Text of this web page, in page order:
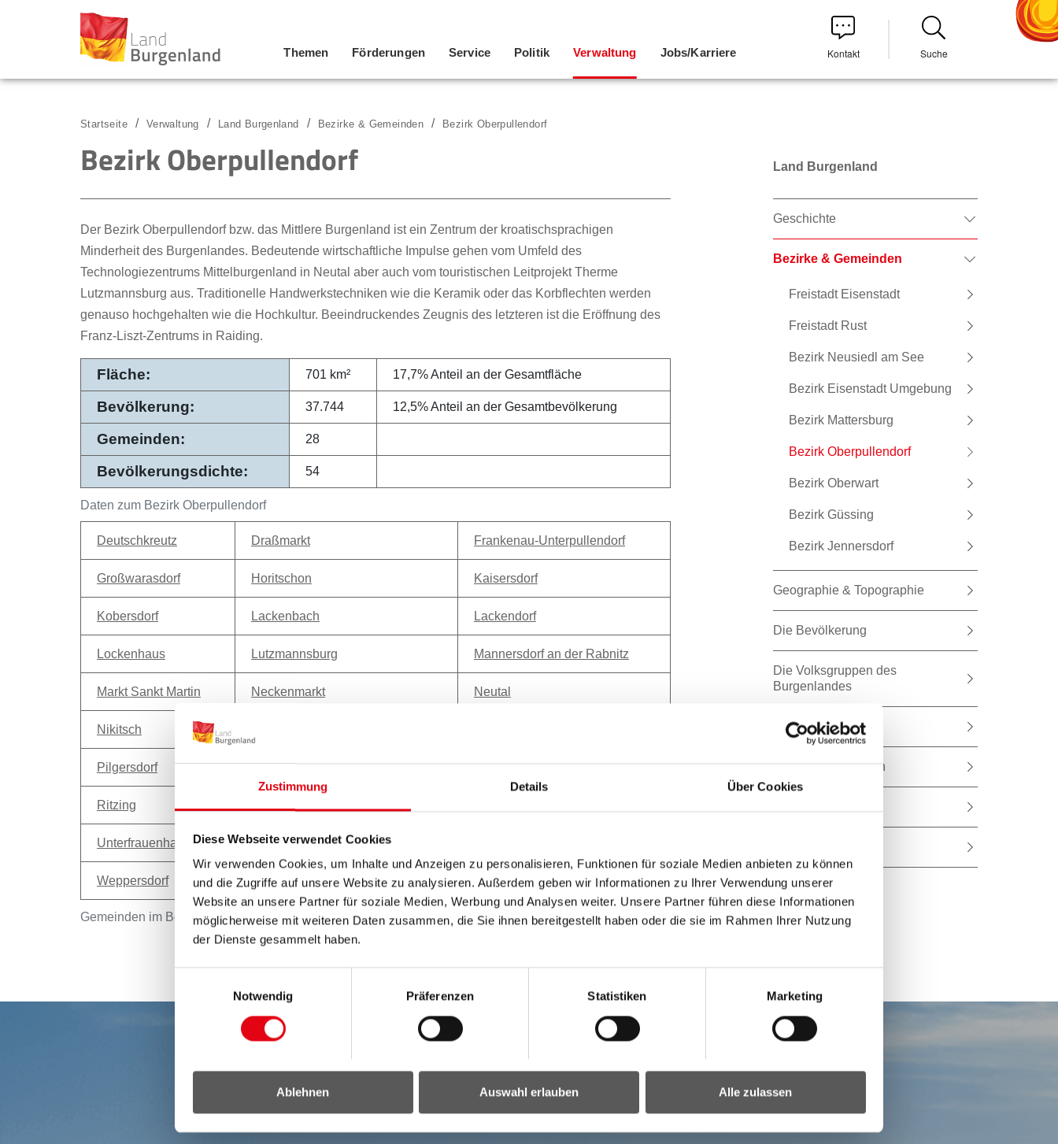
Zustimmung Details Über Cookies
Diese Webseite verwendet Cookies
Wir verwenden Cookies, um Inhalte und Anzeigen zu personalisieren, Funktionen für soziale Medien anbieten zu können
und die Zugriffe auf unsere Website zu analysieren. Außerdem geben wir Informationen zu Ihrer Verwendung unserer
Website an unsere Partner für soziale Medien, Werbung und Analysen weiter. Unsere Partner führen diese Informationen
möglicherweise mit weiteren Daten zusammen, die Sie ihnen bereitgestellt haben oder die sie im Rahmen Ihrer Nutzung
der Dienste gesammelt haben.
Notwendig
Präferenzen Statistiken Marketing
Ablehnen Auswahl erlauben Alle zulassen
Zum Inhalt
Zum Menü
Zur Suche
Themen Förderungen Service Politik Verwaltung Jobs/Karriere Kontakt Suche
Startseite Verwaltung Land Burgenland Bezirke & Gemeinden Bezirk Oberpullendorf
Bezirk Oberpullendorf
Der Bezirk Oberpullendorf bzw. das Mittlere Burgenland ist ein Zentrum der kroatischsprachigen
Minderheit des Burgenlandes. Bedeutende wirtschaftliche Impulse gehen vom Umfeld des
Technologiezentrums Mittelburgenland in Neutal aber auch vom touristischen Leitprojekt Therme
Lutzmannsburg aus. Traditionelle Handwerkstechniken wie die Keramik oder das Korbflechten werden
genauso hochgehalten wie die Hochkultur. Beeindruckendes Zeugnis des letzteren ist die Eröffnung des
Franz-Liszt-Zentrums in Raiding.
Daten zum Bezirk Oberpullendorf
Fläche: 701 km² 17,7% Anteil an der Gesamtfläche
Bevölkerung: 37.744 12,5% Anteil an der Gesamtbevölkerung
Gemeinden: 28
Bevölkerungsdichte: 54
Gemeinden im Bezirk Oberpullendorf
Deutschkreutz Draßmarkt Frankenau-Unterpullendorf
Großwarasdorf Horitschon Kaisersdorf
Kobersdorf Lackenbach Lackendorf
Lockenhaus Lutzmannsburg Mannersdorf an der Rabnitz
Markt Sankt Martin Neckenmarkt Neutal
Nikitsch
Pilgersdorf Piringsdorf Raiding
Ritzing
Unterfrauenhaid Unterrabnitz-Schwendgraben
Weppersdorf
Land Burgenland
Geschichte
Bezirke & Gemeinden
Freistadt Eisenstadt
Freistadt Rust
Bezirk Neusiedl am See
Bezirk Eisenstadt Umgebung
Bezirk Mattersburg
Bezirk Oberpullendorf
Bezirk Oberwart
Bezirk Güssing
Bezirk Jennersdorf
Geographie & Topographie
Die Bevölkerung
Die Volksgruppen des
Burgenlandes
Landesverfassung
Das Landeswappen